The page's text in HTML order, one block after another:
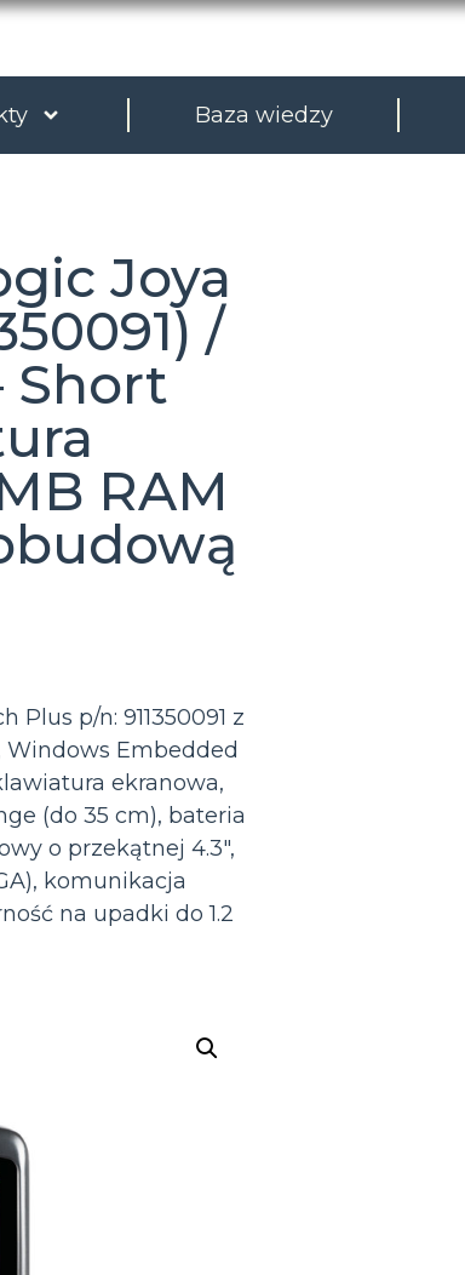
Baza wiedzy
Joya
/
Short
RAM
p/n: 911350091 z
Embedded
ekranowa,
(do 35 cm), bateria
o przekątnej 4.3″,
komunikacja
na upadki do 1.2